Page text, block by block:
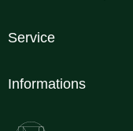
Service
Informations